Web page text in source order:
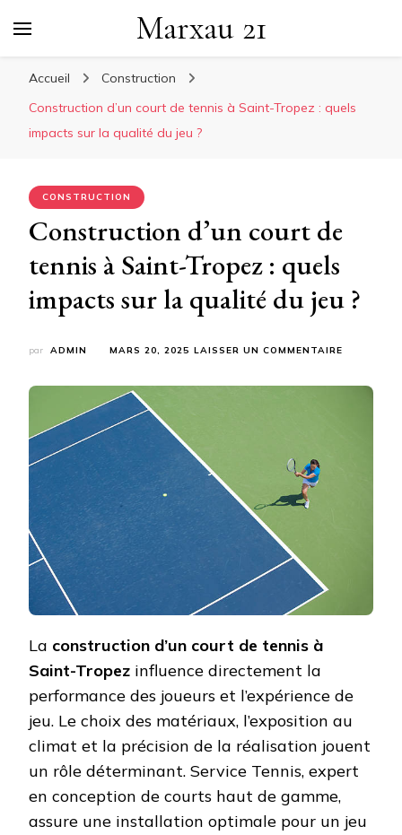
Marxau 21
Accueil
Construction
Construction d’un court de tennis à Saint-Tropez : quels
impacts sur la qualité du jeu ?
CONSTRUCTION
Construction d’un court de
tennis à Saint-Tropez : quels
impacts sur la qualité du jeu ?
par ADMIN MARS 20, 2025 LAISSER UN COMMENTAIRE
La construction d’un court de tennis à
Saint-Tropez influence directement la
performance des joueurs et l’expérience de
jeu. Le choix des matériaux, l’exposition au
climat et la précision de la réalisation jouent
un rôle déterminant. Service Tennis, expert
en conception de courts haut de gamme,
assure une installation optimale pour un jeu